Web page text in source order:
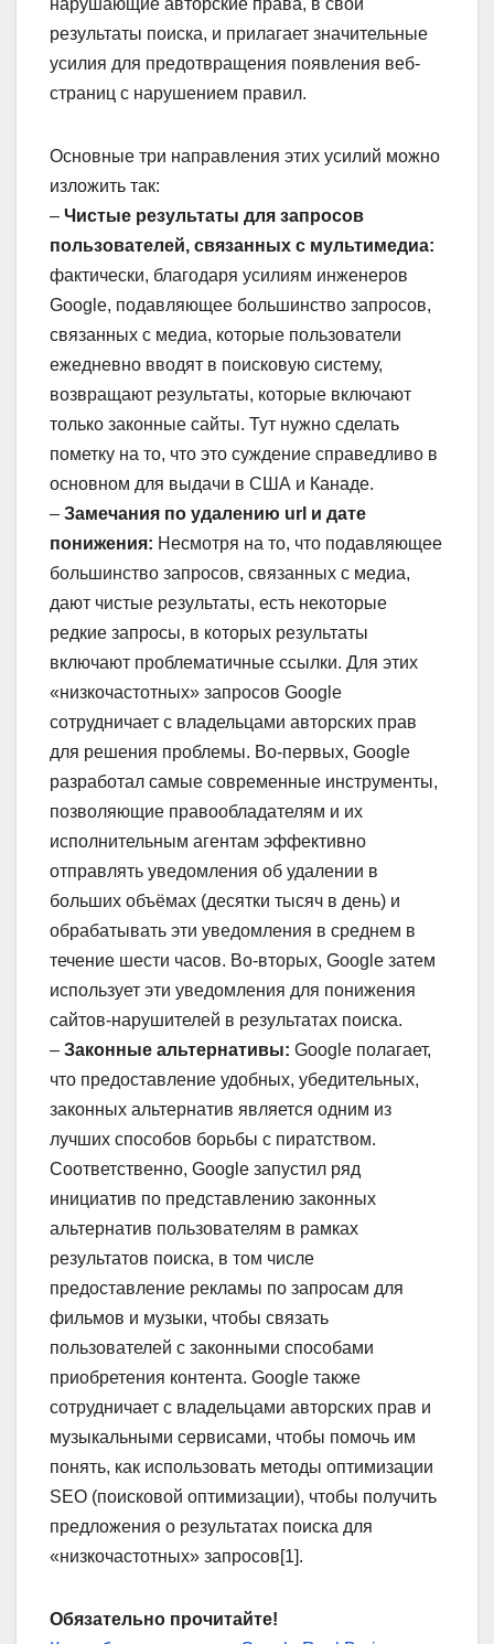
нарушающие авторские права, в свои
результаты поиска, и прилагает значительные
усилия для предотвращения появления веб-
страниц с нарушением правил.
Основные три направления этих усилий можно
изложить так:
– Чистые результаты для запросов
пользователей, связанных с мультимедиа:
фактически, благодаря усилиям инженеров
Google, подавляющее большинство запросов,
связанных с медиа, которые пользователи
ежедневно вводят в поисковую систему,
возвращают результаты, которые включают
только законные сайты. Тут нужно сделать
пометку на то, что это суждение справедливо в
основном для выдачи в США и Канаде.
– Замечания по удалению url и дате
понижения: Несмотря на то, что подавляющее
большинство запросов, связанных с медиа,
дают чистые результаты, есть некоторые
редкие запросы, в которых результаты
включают проблематичные ссылки. Для этих
«низкочастотных» запросов Google
сотрудничает с владельцами авторских прав
для решения проблемы. Во-первых, Google
разработал самые современные инструменты,
позволяющие правообладателям и их
исполнительным агентам эффективно
отправлять уведомления об удалении в
больших объёмах (десятки тысяч в день) и
обрабатывать эти уведомления в среднем в
течение шести часов. Во-вторых, Google затем
использует эти уведомления для понижения
сайтов-нарушителей в результатах поиска.
– Законные альтернативы: Google полагает,
что предоставление удобных, убедительных,
законных альтернатив является одним из
лучших способов борьбы с пиратством.
Соответственно, Google запустил ряд
инициатив по представлению законных
альтернатив пользователям в рамках
результатов поиска, в том числе
предоставление рекламы по запросам для
фильмов и музыки, чтобы связать
пользователей с законными способами
приобретения контента. Google также
сотрудничает с владельцами авторских прав и
музыкальными сервисами, чтобы помочь им
понять, как использовать методы оптимизации
SEO (поисковой оптимизации), чтобы получить
предложения о результатах поиска для
«низкочастотных» запросов[1].
Обязательно прочитайте!